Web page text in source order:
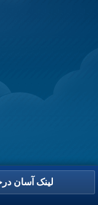
⭐ لینک آسان